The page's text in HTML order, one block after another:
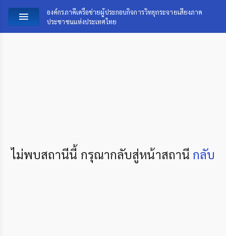
องค์กรภาคีเครือข่ายผู้ประกอบกิจการวิทยุกระจายเสียงภาค
ประชาชนแห่งประเทศไทย
ไม่พบสถานีนี้ กรุณากลับสู่หน้าสถานี กลับ